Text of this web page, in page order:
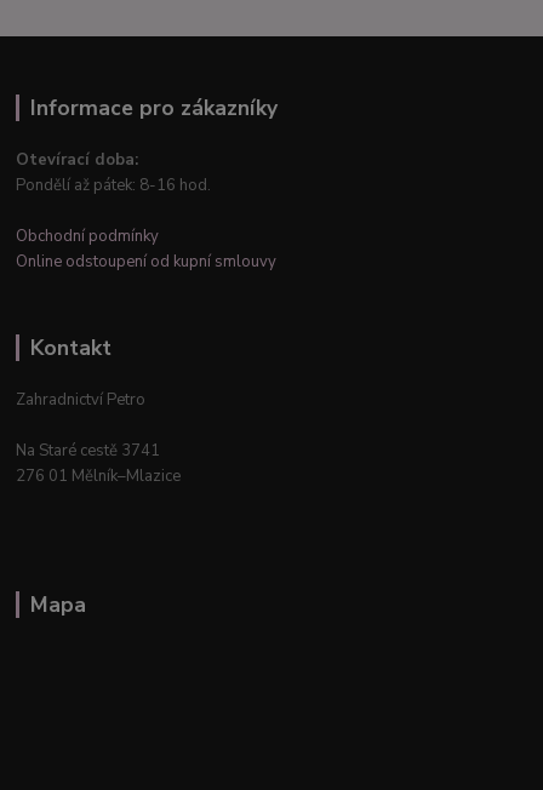
Informace pro zákazníky
Otevírací doba:
Pondělí až pátek: 8-16 hod.
Obchodní podmínky
Online odstoupení od kupní smlouvy
Kontakt
Zahradnictví Petro
Na Staré cestě 3741
276 01 Mělník–Mlazice
Mapa